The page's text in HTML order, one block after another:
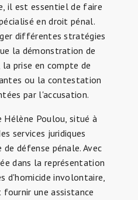
il est essentiel de faire
en droit pénal.
différentes stratégies
la démonstration de
prise en compte de
ou la contestation
par l'accusation.
Hélène Poulou, situé à
services juridiques
défense pénale. Avec
dans la représentation
d'homicide involontaire,
une assistance